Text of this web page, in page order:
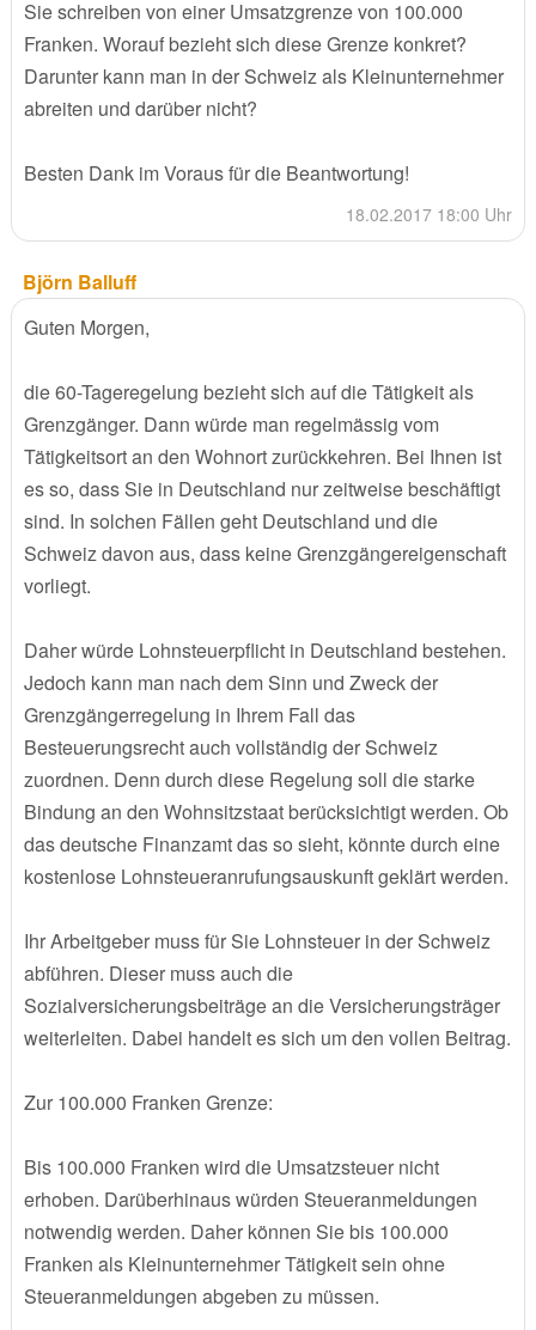
Sie schreiben von einer Umsatzgrenze von 100.000
Franken. Worauf bezieht sich diese Grenze konkret?
Darunter kann man in der Schweiz als Kleinunternehmer
abreiten und darüber nicht?
Besten Dank im Voraus für die Beantwortung!
18.02.2017 18:00 Uhr
Björn Balluff
Guten Morgen,
die 60-Tageregelung bezieht sich auf die Tätigkeit als
Grenzgänger. Dann würde man regelmässig vom
Tätigkeitsort an den Wohnort zurückkehren. Bei Ihnen ist
es so, dass Sie in Deutschland nur zeitweise beschäftigt
sind. In solchen Fällen geht Deutschland und die
Schweiz davon aus, dass keine Grenzgängereigenschaft
vorliegt.
Daher würde Lohnsteuerpflicht in Deutschland bestehen.
Jedoch kann man nach dem Sinn und Zweck der
Grenzgängerregelung in Ihrem Fall das
Besteuerungsrecht auch vollständig der Schweiz
zuordnen. Denn durch diese Regelung soll die starke
Bindung an den Wohnsitzstaat berücksichtigt werden. Ob
das deutsche Finanzamt das so sieht, könnte durch eine
kostenlose Lohnsteueranrufungsauskunft geklärt werden.
Ihr Arbeitgeber muss für Sie Lohnsteuer in der Schweiz
abführen. Dieser muss auch die
Sozialversicherungsbeiträge an die Versicherungsträger
weiterleiten. Dabei handelt es sich um den vollen Beitrag.
Zur 100.000 Franken Grenze:
Bis 100.000 Franken wird die Umsatzsteuer nicht
erhoben. Darüberhinaus würden Steueranmeldungen
notwendig werden. Daher können Sie bis 100.000
Franken als Kleinunternehmer Tätigkeit sein ohne
Steueranmeldungen abgeben zu müssen.